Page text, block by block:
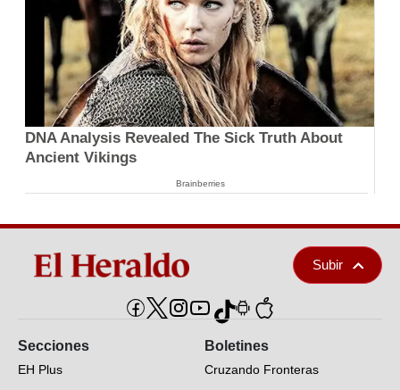
DNA Analysis Revealed The Sick Truth About
Ancient Vikings
Brainberries
Subir
Secciones
EH Plus
Boletines
Cruzando Fronteras